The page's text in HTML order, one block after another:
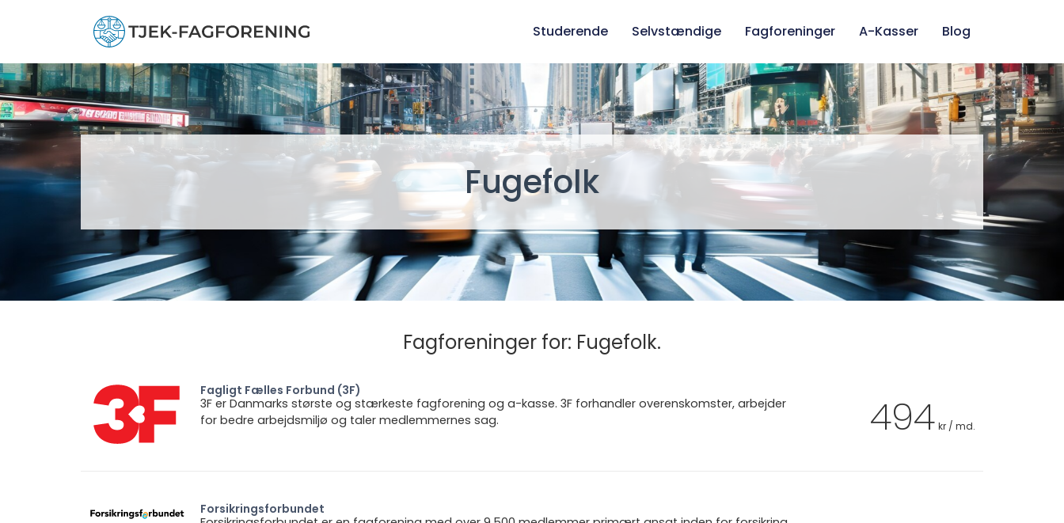
Studerende Selvstændige Fagforeninger A-Kasser Blog
Fugefolk
Fagforeninger for: Fugefolk.
Fagligt Fælles Forbund (3F)
3F er Danmarks største og stærkeste fagforening og a-kasse. 3F forhandler overenskomster, arbejder
for bedre arbejdsmiljø og taler medlemmernes sag.
494 kr / md.
Forsikringsforbundet